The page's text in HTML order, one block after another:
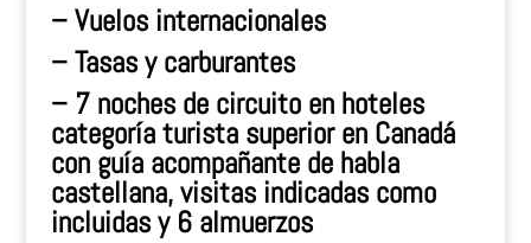
– Vuelos internacionales
– Tasas y carburantes
– 7 noches de circuito en hoteles
categoría turista superior en Canadá
con guía acompañante de habla
castellana, visitas indicadas como
incluidas y 6 almuerzos